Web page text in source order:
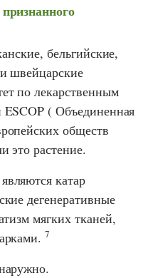
бельгийские,
швейцарские
по лекарственным
ESCOP (Объединенная
обществ
это растение.
являются катар
дегенеративные
мягких тканей,
7